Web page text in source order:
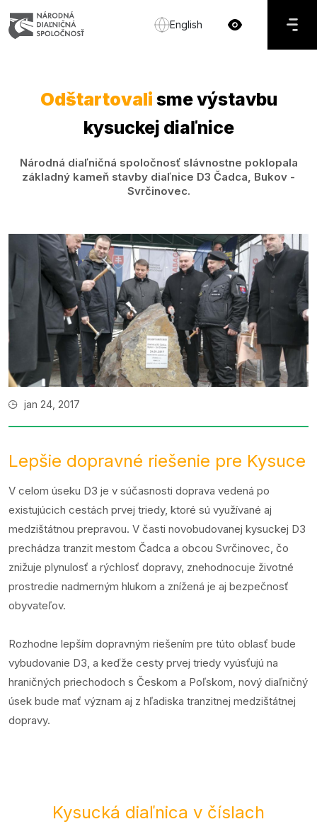
English
Odštartovali sme výstavbu
kysuckej diaľnice
Národná diaľničná spoločnosť slávnostne poklopala
základný kameň stavby diaľnice D3 Čadca, Bukov -
Svrčinovec.
jan 24, 2017
Lepšie dopravné riešenie pre Kysuce
V celom úseku D3 je v súčasnosti doprava vedená po
existujúcich cestách prvej triedy, ktoré sú využívané aj
medzištátnou prepravou. V časti novobudovanej kysuckej D3
prechádza tranzit mestom Čadca a obcou Svrčinovec, čo
znižuje plynulosť a rýchlosť dopravy, znehodnocuje životné
prostredie nadmerným hlukom a znížená je aj bezpečnosť
obyvateľov.
Rozhodne lepším dopravným riešením pre túto oblasť bude
vybudovanie D3, a keďže cesty prvej triedy vyúsťujú na
hraničných priechodoch s Českom a Poľskom, nový diaľničný
úsek bude mať význam aj z hľadiska tranzitnej medzištátnej
dopravy.
Kysucká diaľnica v číslach